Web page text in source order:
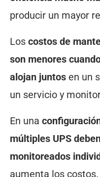
producir un mayor
Los costos de
son menores
alojan juntos en un
un servicio y
En una
múltiples UPS
monitoreados
aumenta los